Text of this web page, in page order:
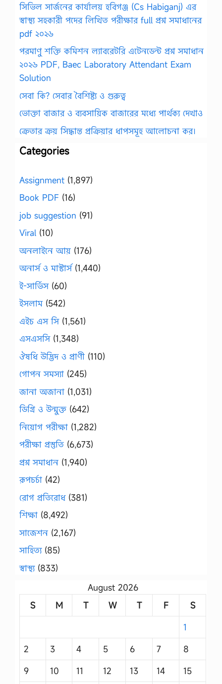
সিভিল সার্জনের কার্যালয় হবিগঞ্জ (Cs Habiganj) এর
স্বাস্থ্য সহকারী পদের লিখিত পরীক্ষার full প্রশ্ন সমাধানের
pdf ২০২৬
পরমাণু শক্তি কমিশন ল্যাবরেটরি এটেনডেন্ট প্রশ্ন সমাধান
২০২৬ PDF, Baec Laboratory Attendant Exam
Solution
সেবা কি? সেবার বৈশিষ্ট্য ও গুরুত্ব
ভোক্তা বাজার ও ব্যবসায়িক বাজারের মধ্যে পার্থক্য দেখাও
ক্রেতার ক্রয় সিদ্ধান্ত প্রক্রিয়ার ধাপসমূহ আলোচনা কর।
Categories
Assignment (1,897)
Book PDF (16)
job suggestion (91)
Viral (10)
অনলাইনে আয় (176)
অনার্স ও মাস্টার্স(1,440)
ই-সার্ভিস(60)
ইসলাম(542)
এইচ এস সি(1,561)
এসএসসি(1,348)
ঔষধি উদ্ভিদ ও প্রাণী (110)
গোপন সমস্যা (245)
জানা অজানা (1,031)
ডিগ্রি ও উন্মুক্ত (642)
নিয়োগ পরীক্ষা (1,282)
পরীক্ষা প্রস্তুতি (6,673)
প্রশ্ন সমাধান (1,940)
রূপচর্চা (42)
রোগ প্রতিরোধ(381)
শিক্ষা (8,492)
সাজেশন (2,167)
সাহিত্য(85)
স্বাস্থ্য(833)
August 2026
S
M T W T F
S
1
2
3 4 5 6 7
8
9
10 11 12 13 14 15